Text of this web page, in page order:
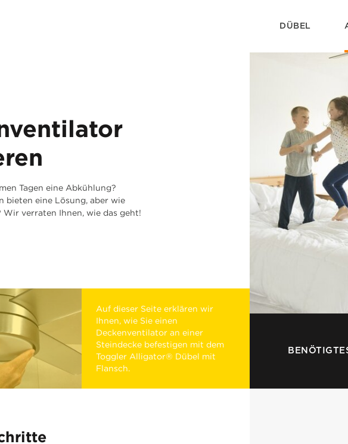
DÜBEL
Tagen eine Abkühlung?
bieten eine Lösung, aber wie
Wir verraten Ihnen, wie das geht!
Auf dieser Seite erklären wir
Ihnen, wie Sie einen
Deckenventilator an einer
Steindecke befestigen mit dem
Toggler Alligator® Dübel mit
Flansch.